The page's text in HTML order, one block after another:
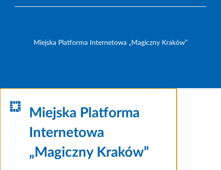
Miejska Platforma Internetowa „Magiczny Kraków”
Miejska Platforma
Internetowa
„Magiczny Kraków”